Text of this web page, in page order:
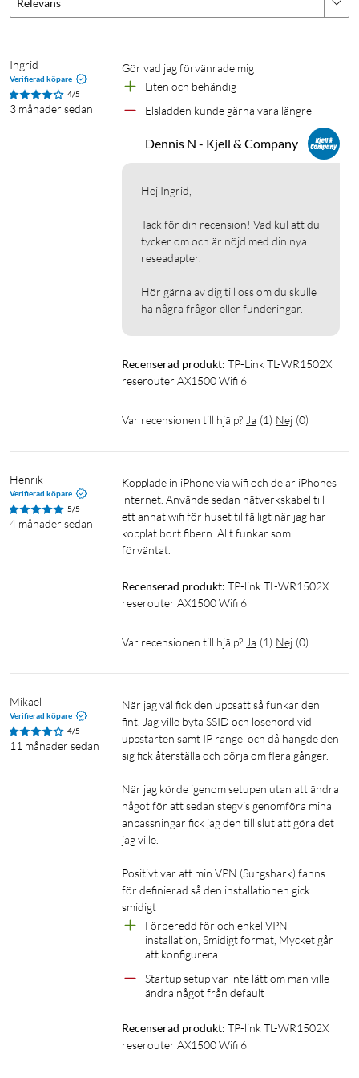
Router
att skapa ett lokalt nätverk och dela en internetuppkoppling
med flera enheter. Routern tilldelar IP-adresser och hanterar
trafik mellan nätverket och internet. Eftersom LAN-porten
också är en Gigabit-port kan du även ansluta högintensiva
trådbundna enheter som din smart-TV, spelkonsol eller NAS
Routern ansluts till en mobil med hjälp av en USB-kabel
(ingår) för att dela internetanslutningen med flera enheter
genom routern. Bra när det inte finns tillgång till en fast
Delning via 3G/4G-USB-modem
Ett 3G- eller 4G-USB-modem ansluts till routerns USB-port
för att dela en internetanslutning trådlöst eller via LAN-
porten. Användbart på platser utan fast bredband som på
Perfekt för att förbättra wifi-täckningen i områden med svag
signal eller för att skapa ett eget nätverk när du ansluter till
ett offentligt wifi.
Routern ansluts till ett befintligt nätverk via en kabel och
skapar en trådlös åtkomstpunkt för andra enheter. Används
eller utöka täckningen av ett befintligt. Till skillnad från
Repeater
Routern fångar upp en befintlig wifi-signal och förstärker den
för att öka täckningsområdet. Bra när du behöver utöka
räckvidden på ett wifi-nätverk, till exempel för att täcka döda
zoner i hemmet eller på kontoret där wifi-signalen är svag.
Routern fungerar som en klientenhet som ansluter till ett
befintligt trådlöst nätverk för att sedan dela den anslutningen
via Gigabit-LAN-porten och en Ethernet-kabel. Användbart
om du vill ansluta enheter som saknar wifi, som t.ex. äldre
skrivare eller stationära datorer, till ett trådlöst nätverk.
Antalet LAN-portar kan utökas med en switch. Du kan också
ansluta en extern hårddisk till routerns USB-port för att på så
sätt dela filer med andra som är uppkopplade mot ditt wifi-
Säker surfning dygnet runt
Relevans
Ingrid
Verifierad köpare
4/5
3 månader sedan
Gör vad jag förvänrade mig
Liten och behändig
Elsladden kunde gärna vara längre
Dennis N - Kjell & Company
Hej Ingrid,
Tack för din recension! Vad kul att du
tycker om och är nöjd med din nya
reseadapter.
Hör gärna av dig till oss om du skulle
ha några frågor eller funderingar.
Recenserad produkt: TP-Link TL-WR1502X
reserouter AX1500 Wifi 6
Var recensionen till hjälp? Ja (1) Nej (0)
Henrik
Verifierad köpare
5/5
4 månader sedan
Kopplade in iPhone via wifi och delar iPhones
internet. Använde sedan nätverkskabel till
ett annat wifi för huset tillfälligt när jag har
kopplat bort fibern. Allt funkar som
förväntat.
Recenserad produkt: TP-link TL-WR1502X
reserouter AX1500 Wifi 6
Var recensionen till hjälp? Ja (1) Nej (0)
Mikael
Verifierad köpare
4/5
11 månader sedan
När jag väl fick den uppsatt så funkar den
fint. Jag ville byta SSID och lösenord vid
uppstarten samt IP range  och då hängde den
sig fick återställa och börja om flera gånger.
När jag körde igenom setupen utan att ändra
något för att sedan stegvis genomföra mina
anpassningar fick jag den till slut att göra det
jag ville.
Positivt var att min VPN (Surgshark) fanns
för definierad så den installationen gick
smidigt
Förberedd för och enkel VPN
installation, Smidigt format, Mycket går
att konfigurera
Startup setup var inte lätt om man ville
ändra något från default
Recenserad produkt: TP-link TL-WR1502X
reserouter AX1500 Wifi 6